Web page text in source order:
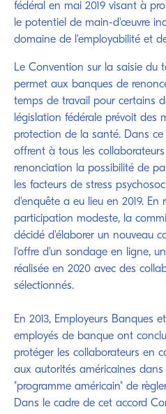
fédéral en mai 2019 visant à
le potentiel de main-d'œuvre
domaine de l'employabilité et
Le Convention sur la saisie du
permet aux banques de
temps de travail pour certains
législation fédérale prévoit des
protection de la santé. Dans
offrent à tous les
renonciation la possibilité de
les facteurs de stress
d'enquête a eu lieu en 2019.
participation modeste, la
décidé d'élaborer un nouveau
l'offre d'un sondage en ligne,
réalisée en 2020 avec des
sélectionnés.
En 2013, Employeurs Banques
employés de banque ont
protéger les collaborateurs en
aux autorités américaines dans
"programme américain" de
Dans le cadre de cet accord